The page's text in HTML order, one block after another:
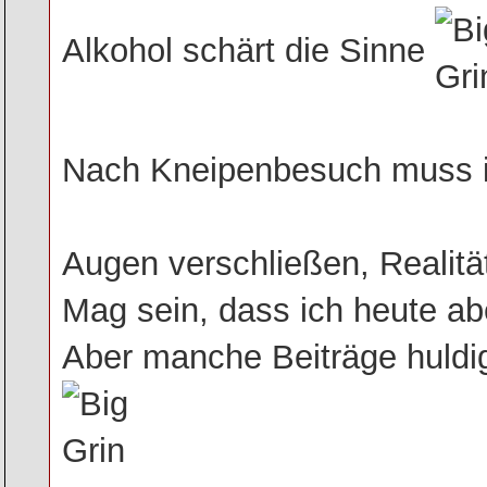
Alkohol schärt die Sinne
Nach Kneipenbesuch
Augen verschließen,
Mag sein, dass ich heute
Aber manche Beiträge